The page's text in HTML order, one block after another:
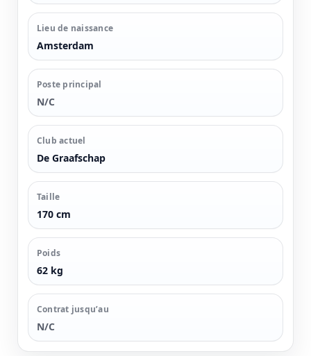
Lieu de naissance
Amsterdam
Poste principal
N/C
Club actuel
De Graafschap
Taille
170 cm
Poids
62 kg
Contrat jusqu’au
N/C